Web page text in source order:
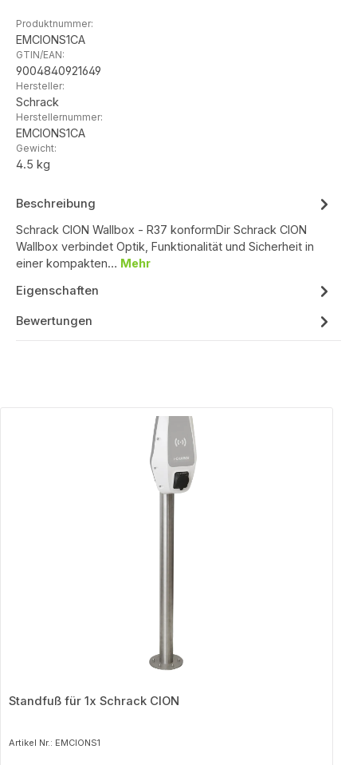
Produktnummer:
EMCIONS1CA
GTIN/EAN:
9004840921649
Hersteller:
Schrack
Herstellernummer:
EMCIONS1CA
Gewicht:
4.5 kg
Beschreibung
Schrack CION Wallbox - R37 konformDir Schrack CION
Wallbox verbindet Optik, Funktionalität und Sicherheit in
einer kompakten… Mehr
Eigenschaften
Bewertungen
Standfuß für 1x Schrack CION
Artikel Nr.: EMCIONS1